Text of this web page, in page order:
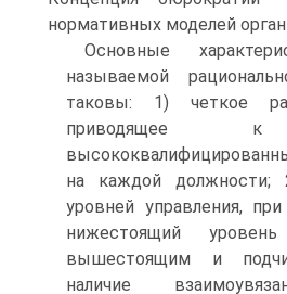
нормативных моделей
Основные
называемой
таковы: 1) четкое
приводящее к
на каждой должности;
уровней управления,
нижестоящий уровень
вышестоящим и
наличие